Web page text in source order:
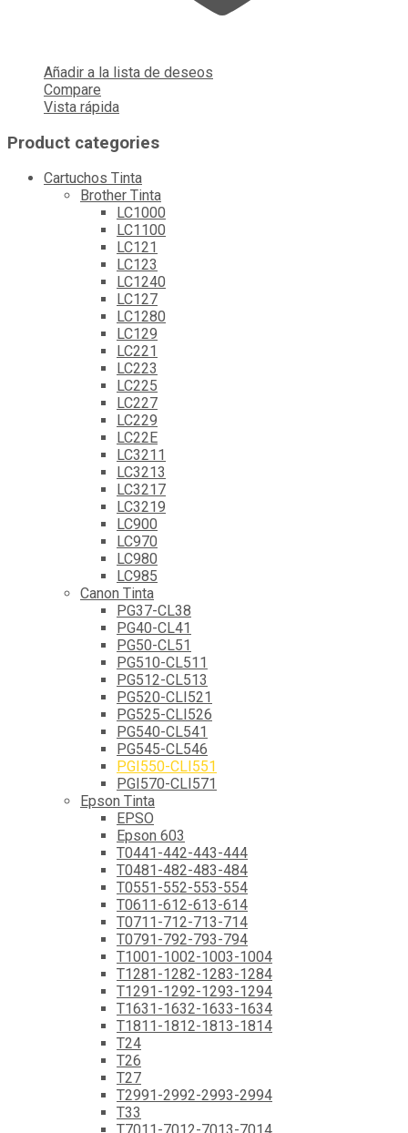
Añadir a la lista de deseos
Compare
Vista rápida
Product categories
Cartuchos Tinta
Brother Tinta
LC1000
LC1100
LC121
LC123
LC1240
LC127
LC1280
LC129
LC221
LC223
LC225
LC227
LC229
LC22E
LC3211
LC3213
LC3217
LC3219
LC900
LC970
LC980
LC985
Canon Tinta
PG37-CL38
PG40-CL41
PG50-CL51
PG510-CL511
PG512-CL513
PG520-CLI521
PG525-CLI526
PG540-CL541
PG545-CL546
PGI550-CLI551
PGI570-CLI571
Epson Tinta
EPSO
Epson 603
T0441-442-443-444
T0481-482-483-484
T0551-552-553-554
T0611-612-613-614
T0711-712-713-714
T0791-792-793-794
T1001-1002-1003-1004
T1281-1282-1283-1284
T1291-1292-1293-1294
T1631-1632-1633-1634
T1811-1812-1813-1814
T24
T26
T27
T2991-2992-2993-2994
T33